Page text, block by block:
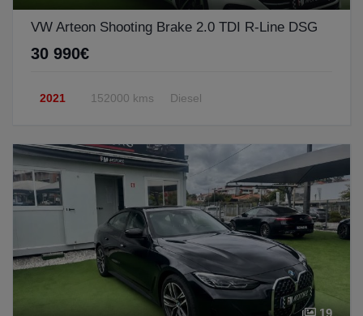
VW Arteon Shooting Brake 2.0 TDI R-Line DSG
30 990€
2021 152000 kms Diesel
19